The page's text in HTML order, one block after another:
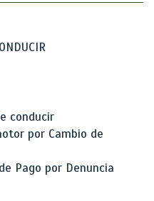
conducir
por Cambio de
Pago por Denuncia